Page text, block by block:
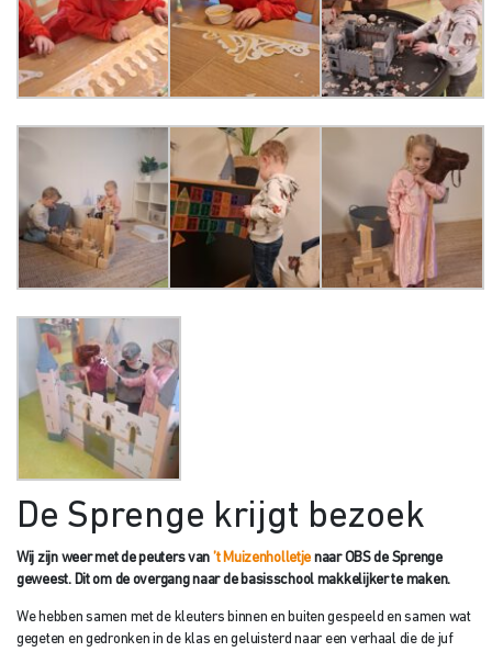
De Sprenge krijgt bezoek
Wij zijn weer met de peuters van ’t Muizenholletje naar OBS de Sprenge
geweest. Dit om de overgang naar de basisschool makkelijker te maken.
We hebben samen met de kleuters binnen en buiten gespeeld en samen wat
gegeten en gedronken in de klas en geluisterd naar een verhaal die de juf